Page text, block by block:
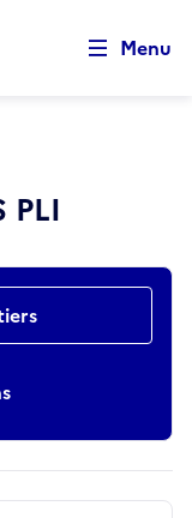
Menu
PLI